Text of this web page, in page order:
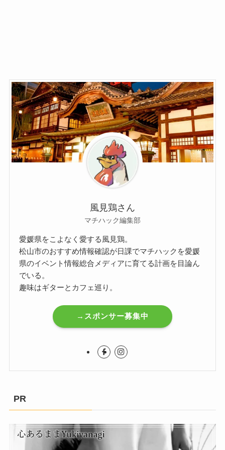
風見鶏さん
マチハック編集部
愛媛県をこよなく愛する風見鶏。
松山市のおすすめ情報確認が日課でマチハックを愛媛
県のイベント情報総合メディアに育てる計画を目論ん
でいる。
趣味はギターとカフェ巡り。
→スポンサー募集中
PR